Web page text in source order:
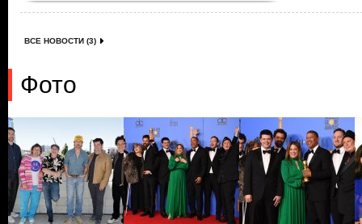
ВСЕ НОВОСТИ (3)
Фото